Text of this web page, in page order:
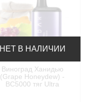
НЕТ В НАЛИЧИИ
Виноград Ханидью
(Grape Honeydew) -
BC5000 тяг Ultra